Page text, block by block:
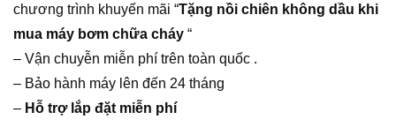
chương trình khuyến mãi “Tặng nồi chiên không dầu khi
mua máy bơm chữa cháy “
– Vận chuyễn miễn phí trên toàn quốc .
– Bảo hành máy lên đến 24 tháng
– Hỗ trợ lắp đặt miễn phí